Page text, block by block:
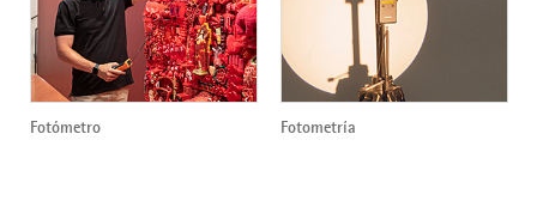
Fotómetro Fotometría